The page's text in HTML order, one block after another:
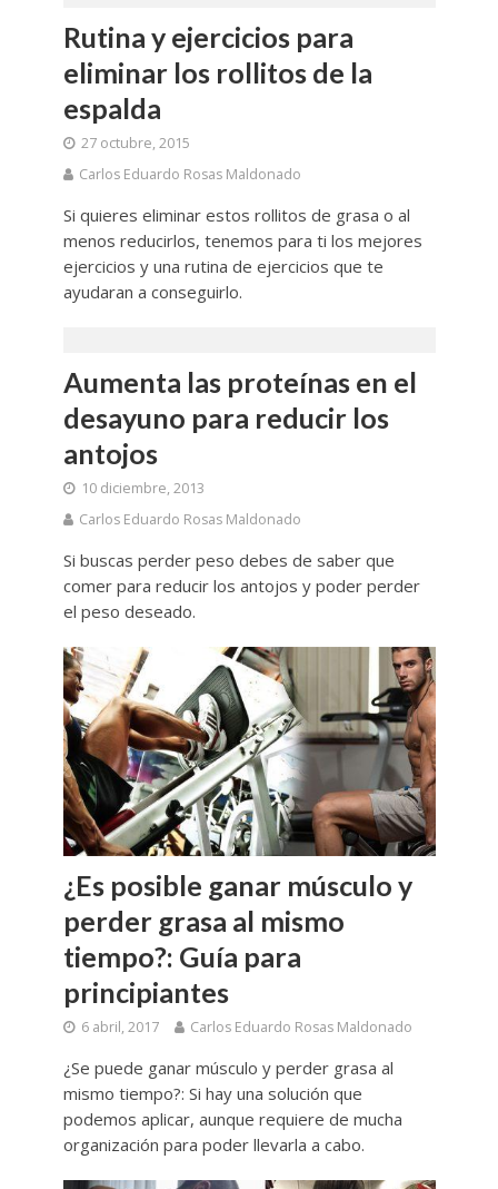
Rutina y ejercicios para
eliminar los rollitos de la
espalda
27 octubre, 2015
Carlos Eduardo Rosas Maldonado
Si quieres eliminar estos rollitos de grasa o al
menos reducirlos, tenemos para ti los mejores
ejercicios y una rutina de ejercicios que te
ayudaran a conseguirlo.
Aumenta las proteínas en el
desayuno para reducir los
antojos
10 diciembre, 2013
Carlos Eduardo Rosas Maldonado
Si buscas perder peso debes de saber que
comer para reducir los antojos y poder perder
el peso deseado.
¿Es posible ganar músculo y
perder grasa al mismo
tiempo?: Guía para
principiantes
6 abril, 2017 Carlos Eduardo Rosas Maldonado
¿Se puede ganar músculo y perder grasa al
mismo tiempo?: Si hay una solución que
podemos aplicar, aunque requiere de mucha
organización para poder llevarla a cabo.